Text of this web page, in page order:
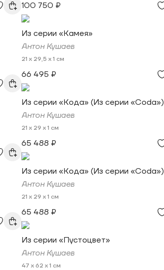
100 750 ₽
Из серии «Камея»
Антон Кушаев
21 x 29,5 x 1 см
66 495 ₽
Из серии «Кода» (Из серии «Coda»)
Антон Кушаев
21 x 29 x 1 см
65 488 ₽
Из серии «Кода» (Из серии «Coda»)
Антон Кушаев
21 x 29 x 1 см
65 488 ₽
Из серии «Пустоцвет»
Антон Кушаев
47 x 62 x 1 см